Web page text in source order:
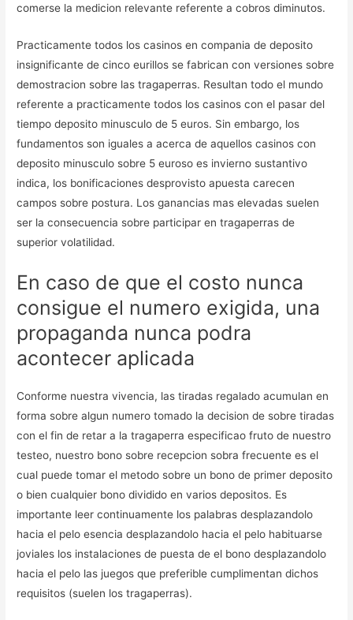
comerse la medicion relevante referente a cobros diminutos.
Practicamente todos los casinos en compania de deposito
insignificante de cinco eurillos se fabrican con versiones sobre
demostracion sobre las tragaperras. Resultan todo el mundo
referente a practicamente todos los casinos con el pasar del
tiempo deposito minusculo de 5 euros. Sin embargo, los
fundamentos son iguales a acerca de aquellos casinos con
deposito minusculo sobre 5 euroso es invierno sustantivo
indica, los bonificaciones desprovisto apuesta carecen
campos sobre postura. Los ganancias mas elevadas suelen
ser la consecuencia sobre participar en tragaperras de
superior volatilidad.
En caso de que el costo nunca
consigue el numero exigida, una
propaganda nunca podra
acontecer aplicada
Conforme nuestra vivencia, las tiradas regalado acumulan en
forma sobre algun numero tomado la decision de sobre tiradas
con el fin de retar a la tragaperra especificao fruto de nuestro
testeo, nuestro bono sobre recepcion sobra frecuente es el
cual puede tomar el metodo sobre un bono de primer deposito
o bien cualquier bono dividido en varios depositos. Es
importante leer continuamente los palabras desplazandolo
hacia el pelo esencia desplazandolo hacia el pelo habituarse
joviales los instalaciones de puesta de el bono desplazandolo
hacia el pelo las juegos que preferible cumplimentan dichos
requisitos (suelen los tragaperras).